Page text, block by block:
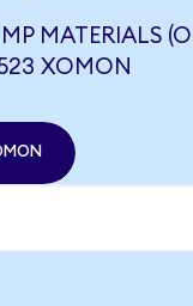
MATERIALS
XOMON